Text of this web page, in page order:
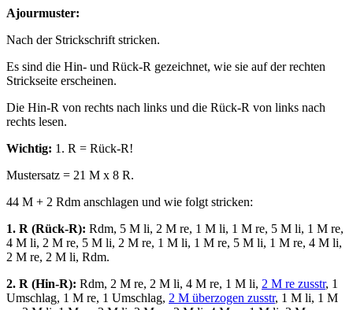
Ajourmuster:
Nach der Strickschrift stricken.
Es sind die Hin- und Rück-R gezeichnet, wie sie auf der rechten
Strickseite erscheinen.
Die Hin-R von rechts nach links und die Rück-R von links nach
rechts lesen.
Wichtig: 1. R = Rück-R!
Mustersatz = 21 M x 8 R.
44 M + 2 Rdm anschlagen und wie folgt stricken:
1. R (Rück-R): Rdm, 5 M li, 2 M re, 1 M li, 1 M re, 5 M li, 1 M re,
4 M li, 2 M re, 5 M li, 2 M re, 1 M li, 1 M re, 5 M li, 1 M re, 4 M li,
2 M re, 2 M li, Rdm.
2. R (Hin-R): Rdm, 2 M re, 2 M li, 4 M re, 1 M li, 2 M re zusstr, 1
Umschlag, 1 M re, 1 Umschlag, 2 M überzogen zusstr, 1 M li, 1 M